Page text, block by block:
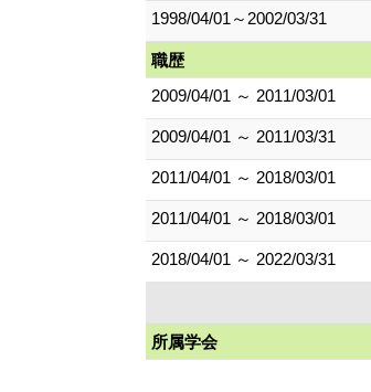
1998/04/01～2002/03/31
職歴
2009/04/01 ～ 2011/03/01
2009/04/01 ～ 2011/03/31
2011/04/01 ～ 2018/03/01
2011/04/01 ～ 2018/03/01
2018/04/01 ～ 2022/03/31
所属学会